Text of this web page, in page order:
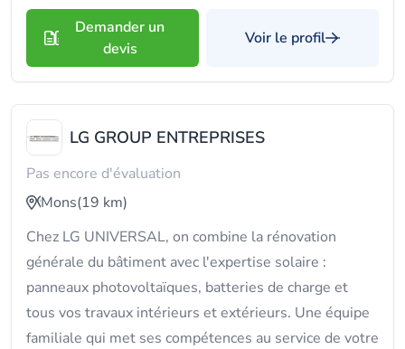
Demander un
devis
Voir le profil
LG GROUP ENTREPRISES
Pas encore d'évaluation
Mons(19 km)
Chez LG UNIVERSAL, on combine la rénovation
générale du bâtiment avec l'expertise solaire :
panneaux photovoltaïques, batteries de charge et
tous vos travaux intérieurs et extérieurs. Une équipe
familiale qui met ses compétences au service de votre